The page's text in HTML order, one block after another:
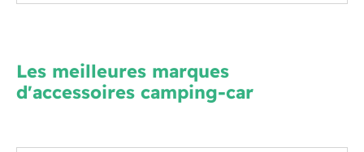
Les meilleures marques
d'accessoires camping-car